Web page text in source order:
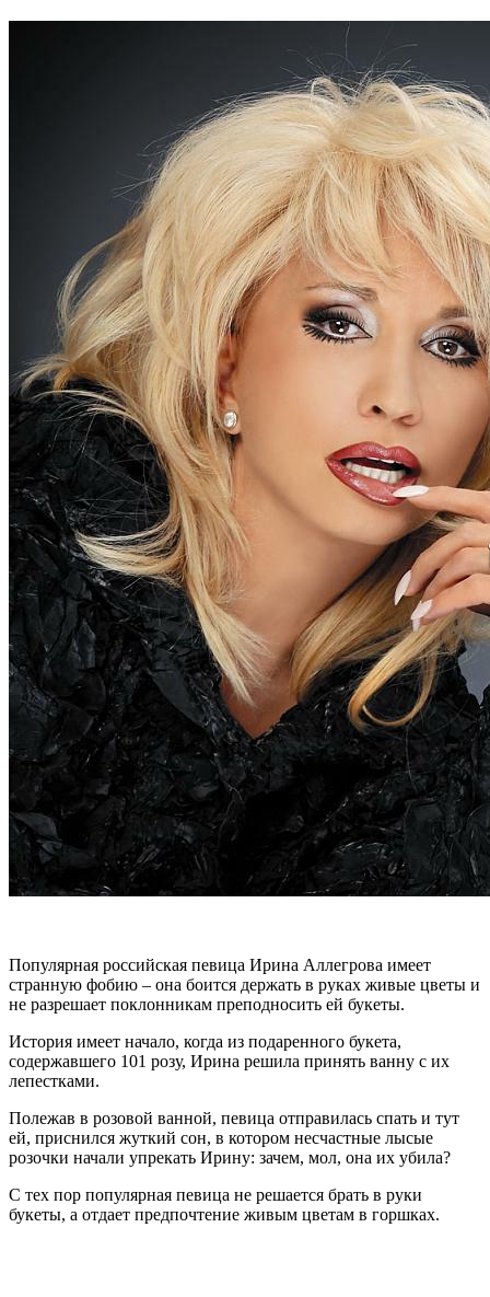
Популярная российская певица Ирина Аллегрова имеет
странную фобию – она боится держать в руках живые цветы и
не разрешает поклонникам преподносить ей букеты.
История имеет начало, когда из подаренного букета,
содержавшего 101 розу, Ирина решила принять ванну с их
лепестками.
Полежав в розовой ванной, певица отправилась спать и тут
ей, приснился жуткий сон, в котором несчастные лысые
розочки начали упрекать Ирину: зачем, мол, она их убила?
С тех пор популярная певица не решается брать в руки
букеты, а отдает предпочтение живым цветам в горшках.